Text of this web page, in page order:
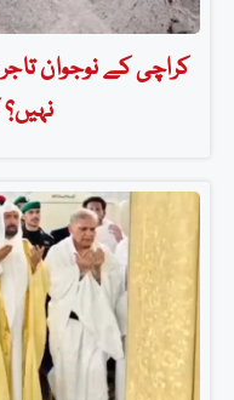
کراچی کے نوجوان